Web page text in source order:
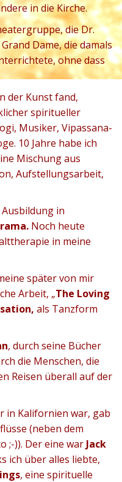
in die Kirche.
die Dr.
Dame, die damals
ohne dass
der Kunst fand,
spiritueller
Musiker, Vipassana-
10 Jahre habe ich
Mischung aus
Aufstellungsarbeit,
in
Noch heute
in meine
später von mir
Arbeit, „The Loving
als Tanzform
, durch seine Bücher
die Menschen, die
Reisen überall auf der
in Kalifornien war, gab
(neben dem
;-)). Der eine war Jack
ich über alles liebte,
, eine spirituelle